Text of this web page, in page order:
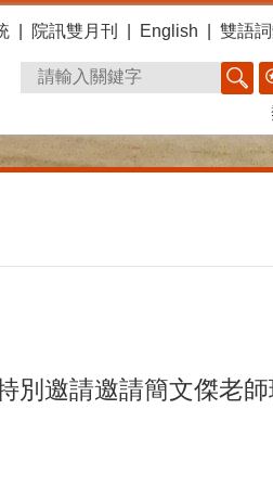
院訊雙月刊 English 雙語
別邀請邀請簡文傑老